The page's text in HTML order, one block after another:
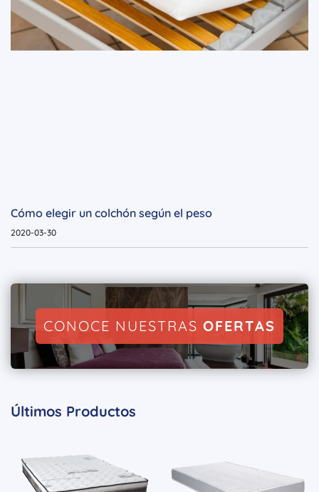
Cómo elegir un colchón según el peso
2020-03-30
CONOCE NUESTRAS OFERTAS
Últimos Productos